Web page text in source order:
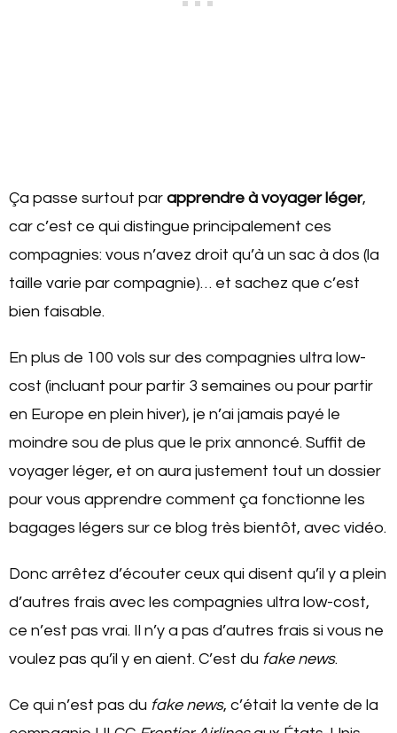
Ça passe surtout par apprendre à voyager léger,
car c’est ce qui distingue principalement ces
compagnies: vous n’avez droit qu’à un sac à dos (la
taille varie par compagnie)… et sachez que c’est
bien faisable.
En plus de 100 vols sur des compagnies ultra low-
cost (incluant pour partir 3 semaines ou pour partir
en Europe en plein hiver), je n’ai jamais payé le
moindre sou de plus que le prix annoncé. Suffit de
voyager léger, et on aura justement tout un dossier
pour vous apprendre comment ça fonctionne les
bagages légers sur ce blog très bientôt, avec vidéo.
Donc arrêtez d’écouter ceux qui disent qu’il y a plein
d’autres frais avec les compagnies ultra low-cost,
ce n’est pas vrai. Il n’y a pas d’autres frais si vous ne
voulez pas qu’il y en aient. C’est du fake news.
Ce qui n’est pas du fake news, c’était la vente de la